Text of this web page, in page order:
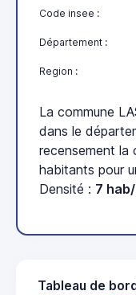
Code insee :
Département :
Region :
La commune
dans le
recensement la
habitants pour
Densité : 7
Tableau de